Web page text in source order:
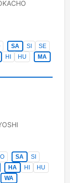
SA SI
SE
HI HU
MA
SA
SI
HA HI
HU
WA